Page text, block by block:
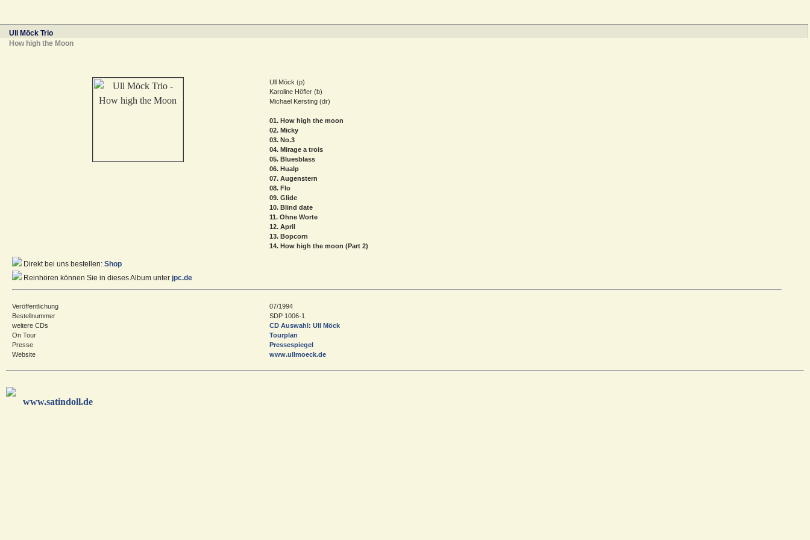
Ull Möck Trio
How high the Moon
Ull Möck (p)
Karoline Höfler (b)
Michael Kersting (dr)
01. How high the moon
02. Micky
03. No.3
04. Mirage a trois
05. Bluesblass
06. Hualp
07. Augenstern
08. Flo
09. Glide
10. Blind date
11. Ohne Worte
12. April
13. Bopcorn
14. How high the moon (Part 2)
Direkt bei uns bestellen: Shop
Reinhören können Sie in dieses Album unter jpc.de
Veröffentlichung
Bestellnummer
weitere CDs
On Tour
Presse
Website
07/1994
SDP 1006-1
CD Auswahl: Ull Möck
Tourplan
Pressespiegel
www.ullmoeck.de
www.satindoll.de